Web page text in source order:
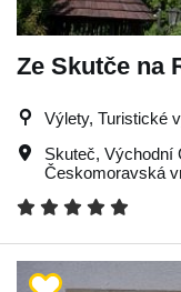
Ze Skutče na
Výlety, Turistické
Skuteč, Východní
Českomoravská